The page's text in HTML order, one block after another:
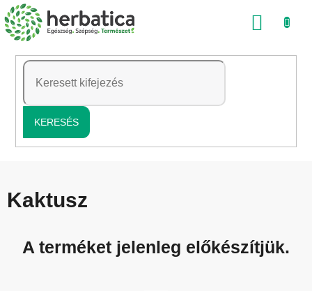
Ugrás
a
tartalomhoz
KERESÉS
Kaktusz
A terméket jelenleg előkészítjük.